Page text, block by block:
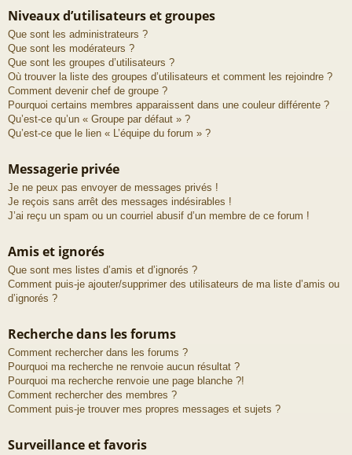
Niveaux d’utilisateurs et groupes
Que sont les administrateurs ?
Que sont les modérateurs ?
Que sont les groupes d’utilisateurs ?
Où trouver la liste des groupes d’utilisateurs et comment les rejoindre ?
Comment devenir chef de groupe ?
Pourquoi certains membres apparaissent dans une couleur différente ?
Qu’est-ce qu’un « Groupe par défaut » ?
Qu’est-ce que le lien « L’équipe du forum » ?
Messagerie privée
Je ne peux pas envoyer de messages privés !
Je reçois sans arrêt des messages indésirables !
J’ai reçu un spam ou un courriel abusif d’un membre de ce forum !
Amis et ignorés
Que sont mes listes d’amis et d’ignorés ?
Comment puis-je ajouter/supprimer des utilisateurs de ma liste d’amis ou
d’ignorés ?
Recherche dans les forums
Comment rechercher dans les forums ?
Pourquoi ma recherche ne renvoie aucun résultat ?
Pourquoi ma recherche renvoie une page blanche ?!
Comment rechercher des membres ?
Comment puis-je trouver mes propres messages et sujets ?
Surveillance et favoris